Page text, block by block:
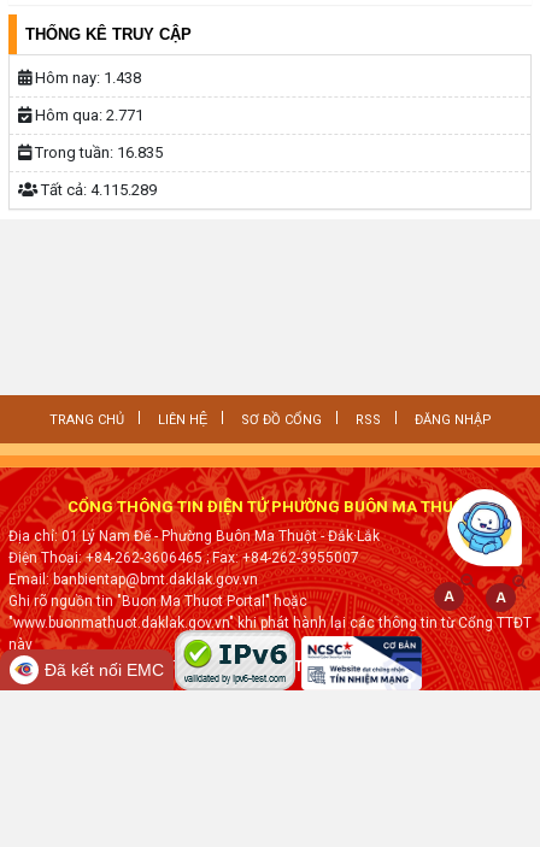
THỐNG KÊ TRUY CẬP
Hôm nay: 1.438
Hôm qua: 2.771
Trong tuần: 16.835
Tất cả: 4.115.289
TRANG CHỦ LIÊN HỆ SƠ ĐỒ CỔNG RSS ĐĂNG NHẬP
CỔNG THÔNG TIN ĐIỆN TỬ PHƯỜNG BUÔN MA THUỘT
Địa chỉ: 01 Lý Nam Đế - Phường Buôn Ma Thuột - Đắk·Lắk
Điện Thoại: +84-262-3606465; Fax:+84-262-3955007
Email: banbientap@bmt.daklak.gov.vn
Ghi rõ nguồn tin "Buon Ma Thuot Portal" hoặc
"www.buonmathuot.daklak.gov.vn" khi phát hành lại các thông tin từ Cổng TTĐT
này
Thực hiện bởiVNPT ĐẮK LẮK
Đã kết nối EMC